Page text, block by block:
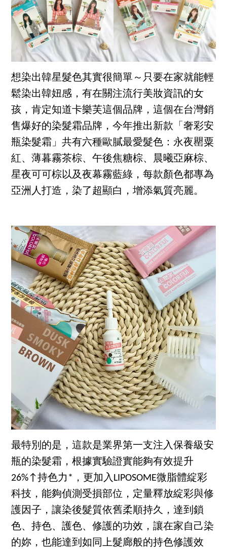
想染出韓星髮色其實很簡單～只要在家就能輕
鬆染出韓妞感，有在關注流行美妝資訊的女
孩，肯定知道卡樂芙這個品牌，這個在台灣銷
售爆好的染髮霜品牌，今年推出新款「奢彩安
瓶染髮霜」共有六種歐膩最愛髮色：永夜罌粟
紅、薄暮霧茶棕、午後焦糖棕、晨曦亞麻棕、
星夜可可棕以及夜幕霧藍綠，每款顏色都專為
亞洲人打造，染了超顯白，增添氣質亮麗。
最特別的是，這款是業界第一支注入保養級安
瓶的染髮霜，根據實驗證實能夠有效提升
26%↑持色力*，更加入LIPOSOME微脂體綻彩
科技，能夠偵測受損部位，定量釋放綻彩與修
護因子，讓染後髮質依舊柔順持久，達到鎖
色、持色、護色、修護的功效，讓在家自己染
的妳，也能達到如同上髮廊般的持色修護效